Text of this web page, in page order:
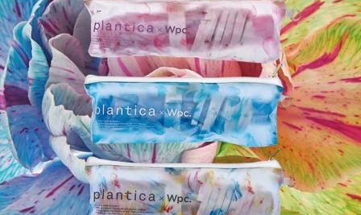
1.分期款項不併入電信帳單，「大哥付你分期」於每月結算日後寄送繳費提
醒簡訊。
2.透過簡訊連結打開帳單後，可選擇「超商條碼／台灣大直營門市／銀行轉
帳／街口支付／iPASS MONEY」等通路繳費。
【注意事項】
1.本服務係由「台灣大哥大股份有限公司」（以下簡稱本公司）所提供，讓
用戶於交易時，得透過本服務購買商品或服務，並由商店將買賣／分期付款
買賣價金債權讓與本公司後，依約使用本公司帳單繳交帳款。
2.基於同意付款使用「大哥付你分期」之契約關係目的，商店將以您的個人
資料（包含姓名、電話或地址）提供予台灣大哥大進項蒐集、處理及利用，
由本公司與您本人進行分期帳單所需資料之確認、核對及更正。
3.完整用戶服務條款，請詳閱以下連結：https://oppay.tw/userRule
【「AFTEE先享後付」結帳流程】
１．於結帳方式選擇「AFTEE先享後付」後，將跳轉至「AFTEE先享後付」
結帳頁面，進行簡訊認證並確認金額後，即可完成結帳。
２．訂單成立數日內，您將收到繳費通知簡訊。
３．收到繳費通知簡訊後14天內，點擊此簡訊中的連結，可透過四大超商／
ATM／網路銀行／等多元方式進行付款，方視為交易完成。
※ 請注意：結帳手續完成當下不需立刻繳費，但若您需要取消訂單，請聯絡
購買商品的店家。未經商家同意取消之訂單仍視為有效，需透過AFTEE先享
後付繳納相關費用。
※ 交易是否成功請以「AFTEE先享後付 」之結帳頁面顯示為準，若有關於
是否繳費成功／繳費後需取消欲退款等相關疑問，請聯繫「AFTEE先享後付
客戶支援中心」https://netprotections.freshdesk.com/support/home
【注意事項】
每筆NT$70，滿NT$899(含以上)免運費
付款後7-11取貨
每筆NT$70，滿NT$899(含以上)免運費
宅配
每筆NT$100，滿NT$1,000(含以上)免運費
京站台北店客服中心(1F星巴克旁) 即日起不提供京站紙袋，取件時
請自備購物袋，若需購買紙袋可現場詢問
免運費